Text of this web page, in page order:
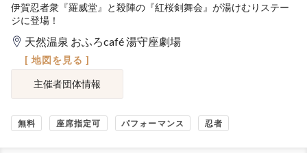
伊賀忍者衆『羅威堂』と殺陣の『紅桜剣舞会』が湯けむりステー
ジに登場！
天然温泉 おふろcafé 湯守座劇場
[ 地図を見る ]
主催者団体情報
無料 座席指定可 パフォーマンス 忍者